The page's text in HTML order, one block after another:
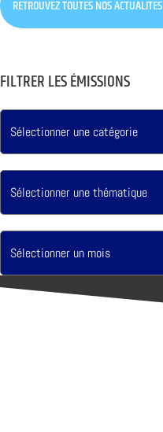
RETROUVEZ TOUTES NOS ACTUALITÉS
FILTRER LES ÉMISSIONS